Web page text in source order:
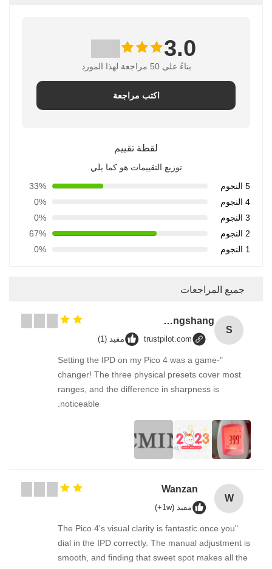
3.0
بناءً على 50 مراجعة لهذا المورد
اكتب مراجعة
لقطة تقييم
توزيع التقييمات هو كما يلي
5 النجوم
33%
4 النجوم
0%
3 النجوم
0%
2 النجوم
67%
1 النجوم
0%
جميع المراجعات
S
Songshang
trustpilot.com مفيد (1)
"Setting the IPD on my Pico 4 was a game-
changer! The three physical presets cover most
ranges, and the difference in sharpness is
noticeable.
W
Wanzan
مفيد (1w+)
"The Pico 4's visual clarity is fantastic once you
dial in the IPD correctly. The manual adjustment is
smooth, and finding that sweet spot makes all the